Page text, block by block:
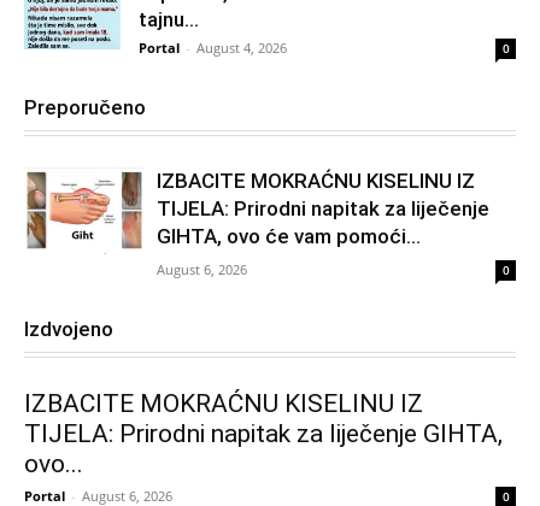
tajnu...
Portal - August 4, 2026 0
Preporučeno
IZBACITE MOKRAĆNU KISELINU IZ
TIJELA: Prirodni napitak za liječenje
GIHTA, ovo će vam pomoći...
August 6, 2026 0
Izdvojeno
IZBACITE MOKRAĆNU KISELINU IZ
TIJELA: Prirodni napitak za liječenje GIHTA,
ovo...
Portal - August 6, 2026 0